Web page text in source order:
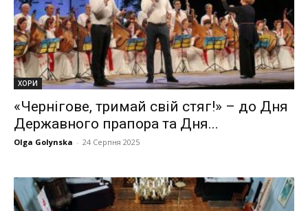
ХОРИ
«Чернігове, тримай свій стяг!» – до Дня
Державного прапора та Дня...
Olga Golynska - 24 Серпня 2025